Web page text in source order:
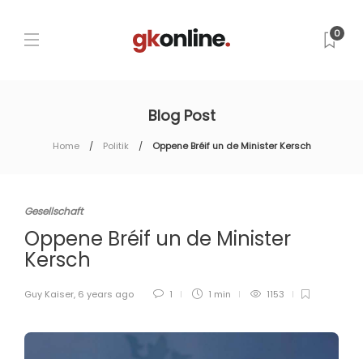
0
Blog Post
Home Politik Oppene Bréif un de Minister Kersch
Gesellschaft
Oppene Bréif un de Minister
Kersch
Guy Kaiser, 6 years ago 1 1 min 1153